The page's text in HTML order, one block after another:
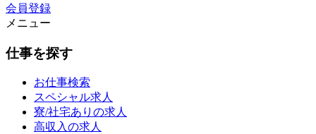
会員登録
メニュー
仕事を探す
お仕事検索
スペシャル求人
寮/社宅ありの求人
高収入の求人